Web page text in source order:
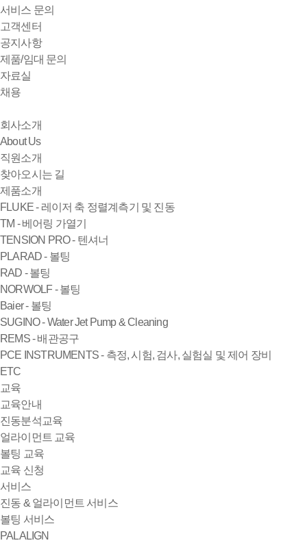
서비스 문의
고객센터
공지사항
제품/임대 문의
자료실
채용
회사소개
About Us
직원소개
찾아오시는 길
제품소개
FLUKE - 레이저 축 정렬계측기 및 진동
TM - 베어링 가열기
TENSION PRO - 텐셔너
PLARAD - 볼팅
RAD - 볼팅
NORWOLF - 볼팅
Baier - 볼팅
SUGINO - Water Jet Pump & Cleaning
REMS - 배관공구
PCE INSTRUMENTS - 측정, 시험, 검사, 실험실 및 제어 장비
ETC
교육
교육안내
진동분석교육
얼라이먼트 교육
볼팅 교육
교육 신청
서비스
진동 & 얼라이먼트 서비스
볼팅 서비스
PALALIGN